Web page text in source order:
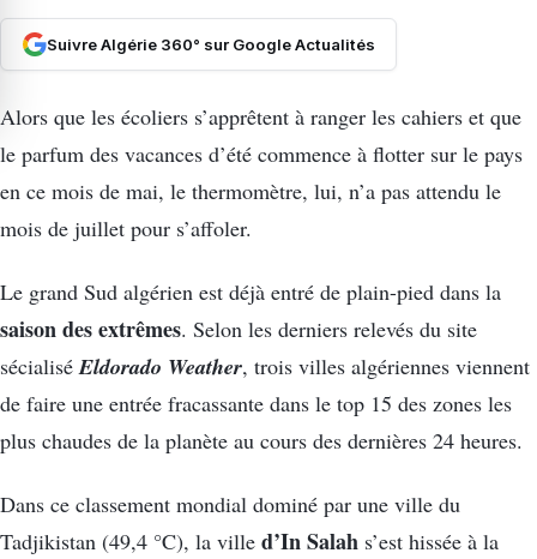
Suivre Algérie 360° sur Google Actualités
Alors que les écoliers s’apprêtent à ranger les cahiers et que
le parfum des vacances d’été commence à flotter sur le pays
en ce mois de mai, le thermomètre, lui, n’a pas attendu le
mois de juillet pour s’affoler.
Le grand Sud algérien est déjà entré de plain-pied dans la
saison des extrêmes. Selon les derniers relevés du site
sécialiséEldorado Weather, trois villes algériennes viennent
de faire une entrée fracassante dans le top 15 des zones les
plus chaudes de la planète au cours des dernières 24 heures.
Dans ce classement mondial dominé par une ville du
Tadjikistan (49,4 °C), la ville d’In Salah s’est hissée à la